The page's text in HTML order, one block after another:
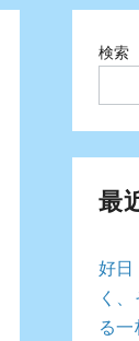
検索
最
好
く
る